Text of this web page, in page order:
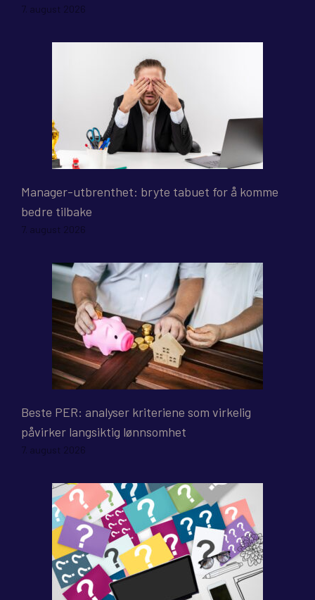
7. august 2026
Manager-utbrenthet: bryte tabuet for å komme
bedre tilbake
7. august 2026
Beste PER: analyser kriteriene som virkelig
påvirker langsiktig lønnsomhet
7. august 2026